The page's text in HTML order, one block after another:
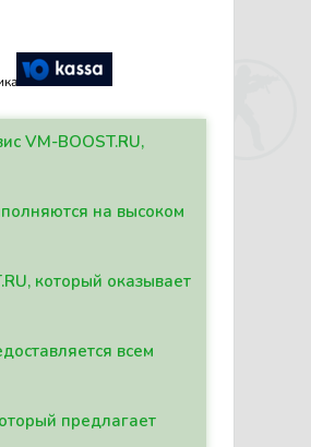
VM-BOOST.RU,
на высоком
который оказывает
всем
предлагает